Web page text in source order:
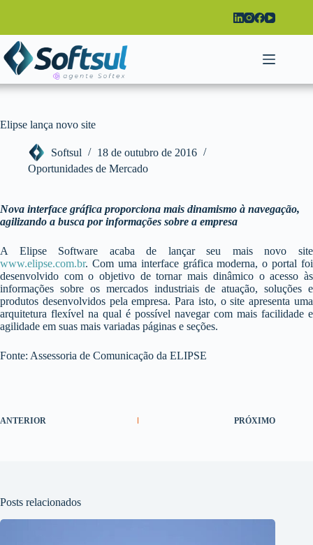
conteúdo
Elipse lança novo site
Softsul
18 de outubro de 2016
Oportunidades de Mercado
Nova interface gráfica proporciona mais dinamismo à navegação,
agilizando a busca por informações sobre a empresa
A Elipse Software acaba de lançar seu mais novo site
www.elipse.com.br. Com uma interface gráfica moderna, o portal foi
desenvolvido com o objetivo de tornar mais dinâmico o acesso às
informações sobre os mercados industriais de atuação, soluções e
produtos desenvolvidos pela empresa. Para isto, o site apresenta uma
arquitetura flexível na qual é possível navegar com mais facilidade e
agilidade em suas mais variadas páginas e seções.
Fonte: Assessoria de Comunicação da ELIPSE
ANTERIOR PRÓXIMO
Posts relacionados